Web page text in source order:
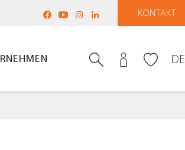
KONTAKT
DE